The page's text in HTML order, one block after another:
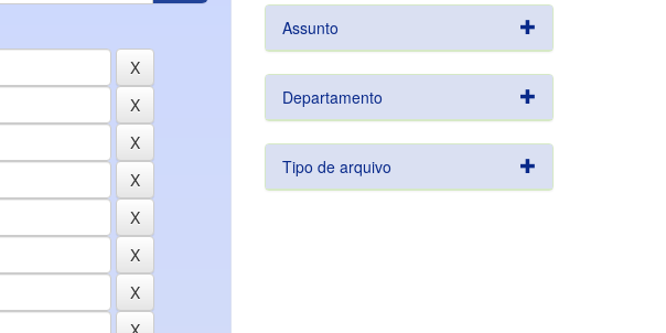
Assunto
Departamento
Tipo de arquivo